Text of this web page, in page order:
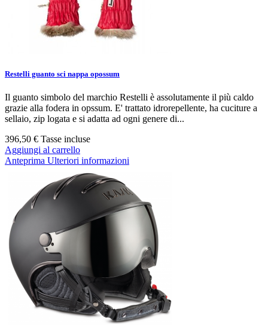
Restelli guanto sci nappa opossum
Il guanto simbolo del marchio Restelli è assolutamente il più caldo
grazie alla fodera in opssum. E' trattato idrorepellente, ha cuciture a
sellaio, zip logata e si adatta ad ogni genere di...
396,50 € Tasse incluse
Aggiungi al carrello
Anteprima Ulteriori informazioni